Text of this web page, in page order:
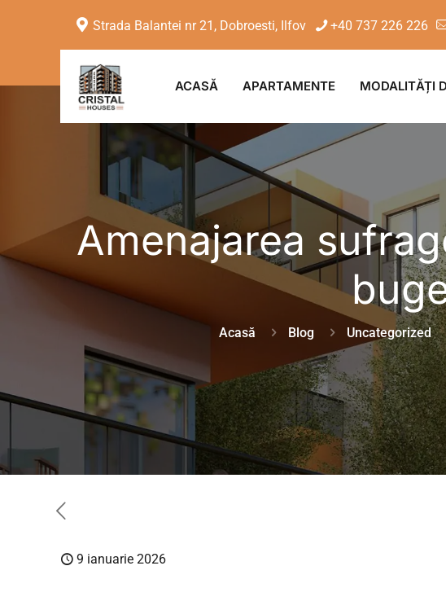
Strada Balantei nr 21, Dobroesti, Ilfov +40 737 226 226
ACASĂ APARTAMENTE MODALITĂȚI
Amenajarea
Acasă Blog Uncategorized
9 ianuarie 2026